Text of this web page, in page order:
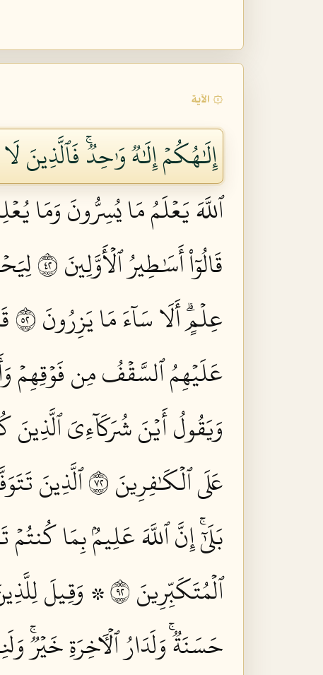
۞ الآية
إِلَٰهُكُمۡ إِلَٰهٞ وَٰحِدٞۚ فَٱلَّذِينَ
ٱللَّهَ يَعۡلَمُ مَا يُسِرُّونَ وَمَا
قَالُوٓاْ أَسَٰطِيرُ ٱلۡأَوَّلِينَ ٢٤
عِلۡمٍۗ أَلَا سَآءَ مَا يَزِرُونَ ٢٥
عَلَيۡهِمُ ٱلسَّقۡفُ مِن فَوۡقِهِمۡ
وَيَقُولُ أَيۡنَ شُرَكَآءِيَ ٱلَّذِينَ
عَلَى ٱلۡكَٰفِرِينَ ٢٧
ٱلَّذِينَ
بَلَىٰٓۚ إِنَّ ٱللَّهَ عَلِيمُۢ بِمَا كُنتُمۡ
ٱلۡمُتَكَبِّرِينَ ٢٩
۞ وَقِيلَ
حَسَنَةٞۚ وَلَدَارُ ٱلۡأٓخِرَةِ خَيۡرٞۚ